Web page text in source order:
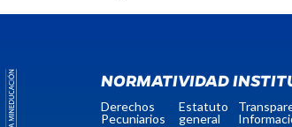
NORMATIVIDAD
Derechos
Pecuniarios
Estatuto
general